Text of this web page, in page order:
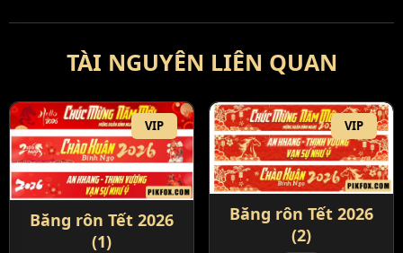
TÀI NGUYÊN LIÊN QUAN
VIP
Băng rôn Tết 2026
(1)
VIP
Băng rôn Tết 2026
(2)